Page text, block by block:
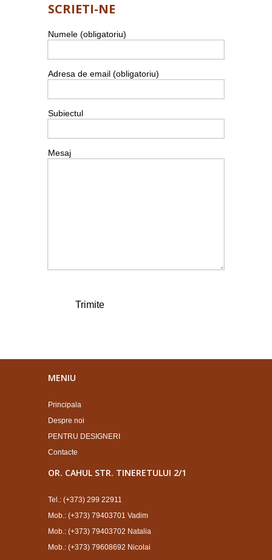
SCRIETI-NE
Numele (obligatoriu)
Adresa de email (obligatoriu)
Subiectul
Mesaj
MENIU
Principala
Despre noi
PENTRU DESIGNERI
Contacte
OR. CAHUL STR. TINERETULUI 2/1
Tel.: (+373) 299 22911
Mob.: (+373) 79403701 Vadim
Mob.: (+373) 79403702 Natalia
Mob.: (+373) 79608692 Nicolai